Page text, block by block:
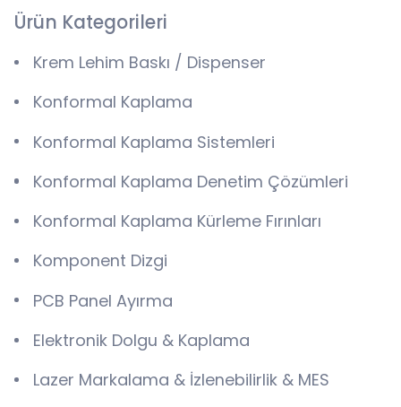
Ürün Kategorileri
Krem Lehim Baskı / Dispenser
Konformal Kaplama
Konformal Kaplama Sistemleri
Konformal Kaplama Denetim Çözümleri
Konformal Kaplama Kürleme Fırınları
Komponent Dizgi
PCB Panel Ayırma
Elektronik Dolgu & Kaplama
Lazer Markalama & İzlenebilirlik & MES